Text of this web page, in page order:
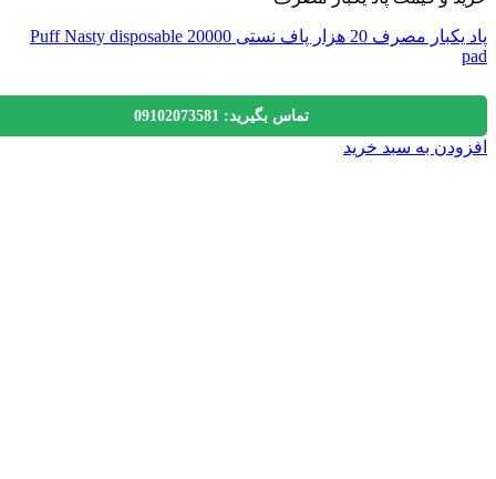
پاد یکبار مصرف 20 هزار پاف نستی 20000 Puff Nasty disposable
تماس بگیرید: 09102073581
به سبد خرید